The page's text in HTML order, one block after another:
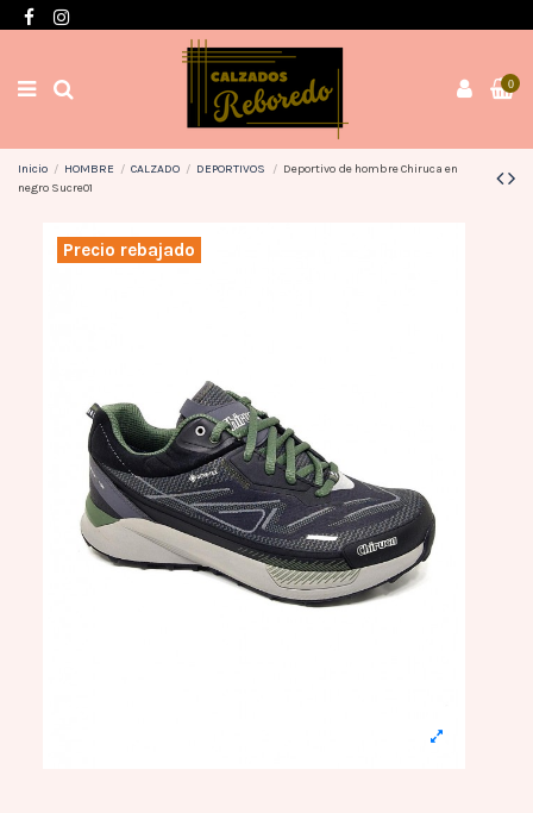
0
Inicio HOMBRE CALZADO DEPORTIVOS
Deportivo de hombre Chiruca en
negro Sucre01
Precio rebajado